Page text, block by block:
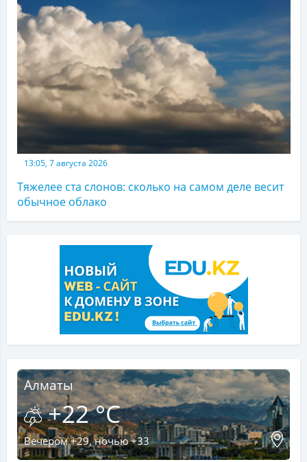
13:05, 7 августа 2026
Тяжелее ста слонов: сколько на самом деле весит
обычное облако
Алматы
+22 °C
Вечером +29, ночью +33